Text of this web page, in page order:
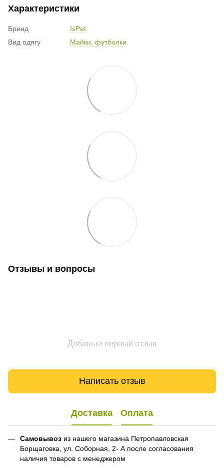
Характеристики
Бренд
IsPet
Вид одягу
Майки, футболки
Отзывы и вопросы
Добавьте первый отзыв
Написать отзыв
Доставка Оплата
Самовывоз из нашего магазина Петропавловская
Борщаговка, ул. Соборная, 2- А после согласования
наличия товаров с менеджером